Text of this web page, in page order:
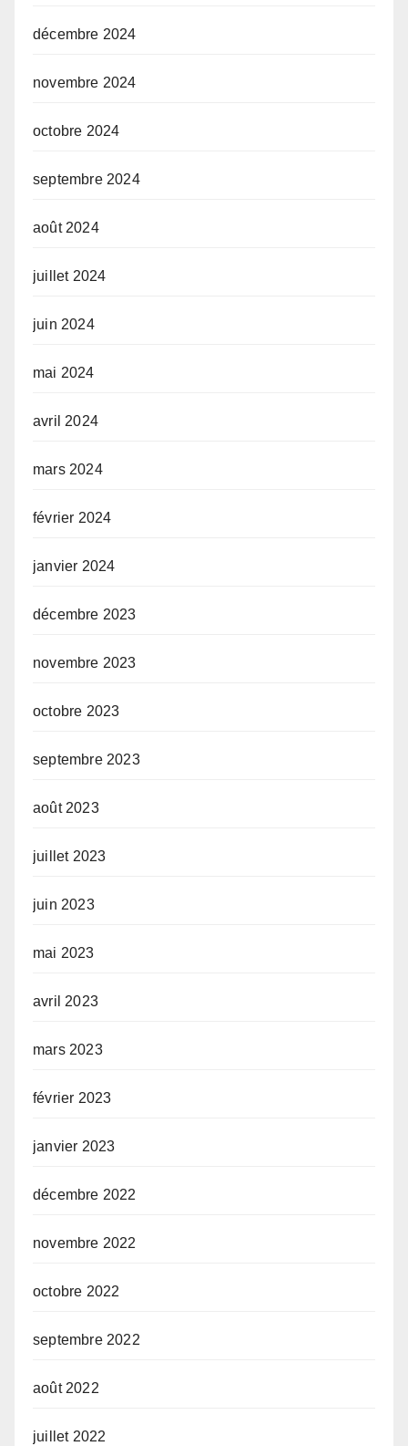
décembre 2024
novembre 2024
octobre 2024
septembre 2024
août 2024
juillet 2024
juin 2024
mai 2024
avril 2024
mars 2024
février 2024
janvier 2024
décembre 2023
novembre 2023
octobre 2023
septembre 2023
août 2023
juillet 2023
juin 2023
mai 2023
avril 2023
mars 2023
février 2023
janvier 2023
décembre 2022
novembre 2022
octobre 2022
septembre 2022
août 2022
juillet 2022